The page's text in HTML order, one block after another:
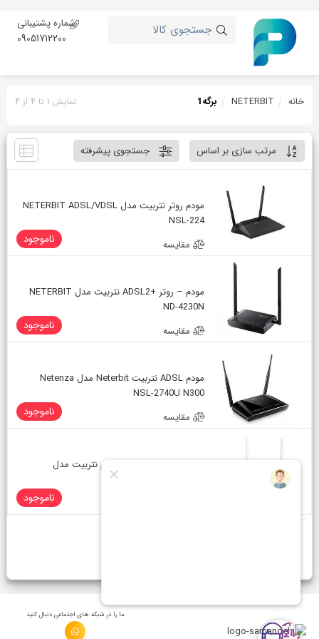
شماره پشتیبانی
09051712200 جستجوی کالا
خانه NETERBIT برگه1 نمایش 1 تا 4 از 4
مرتب سازی بر اساس جستجوی پیشرفته
مودم روتر نتربیت مدل NETERBIT ADSL/VDSL
NSL-224
مقایسه
ناموجود
مودم – روتر +ADSL2 نتربیت مدل NETERBIT
ND-4230N
مقایسه
ناموجود
مودم ADSL نتربیت Neterbit مدل Netenza
NSL-2740U N300
مقایسه
ناموجود
مودم روتر ADSL2+ بی سیم نتربیت مدل
NETERBIT ND-4230NU
ناموجود
ما را در شبكه های اجتماعی دنبال کنید